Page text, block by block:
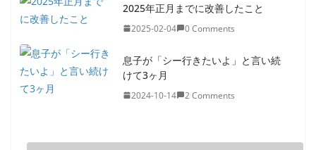
2025年正月までに改善したこと
2025-02-04 0 Comments
息子が「シー行きたいよ」と言い続
けて3ヶ月
2024-10-14 2 Comments